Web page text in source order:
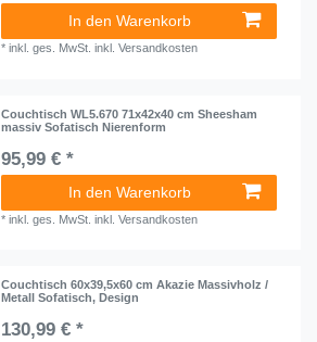
In den Warenkorb
*inkl. ges. MwSt. inkl.Versandkosten
Couchtisch WL5.670 71x42x40 cm Sheesham
massiv Sofatisch Nierenform
95,99 € *
In den Warenkorb
*inkl. ges. MwSt. inkl.Versandkosten
Couchtisch 60x39,5x60 cm Akazie Massivholz /
Metall Sofatisch, Design
130,99 € *